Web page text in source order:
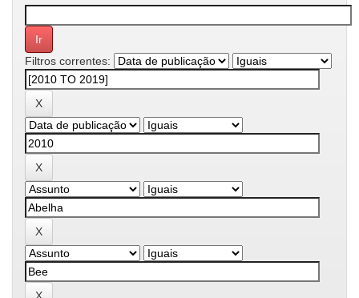
Filtros correntes: